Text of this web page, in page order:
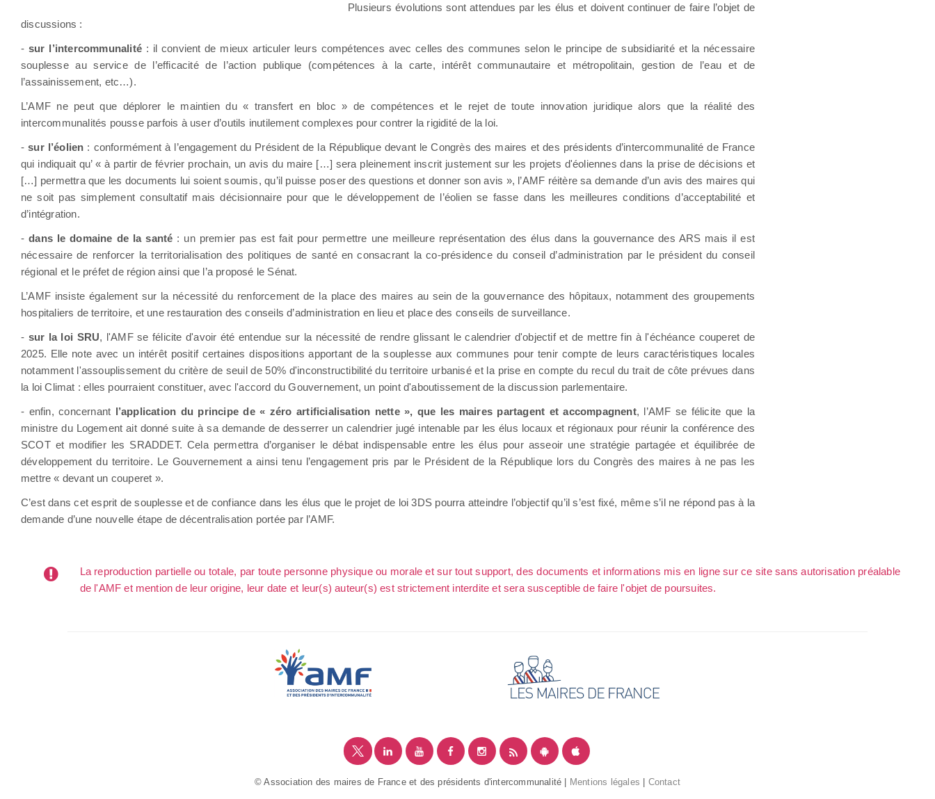
Plusieurs évolutions sont attendues par les élus et doivent continuer de faire l’objet de
discussions :
- sur l’intercommunalité: il convient de mieux articuler leurs compétences avec celles des communes selon le principe de subsidiarité et la nécessaire
souplesse au service de l’efficacité de l’action publique (compétences à la carte, intérêt communautaire et métropolitain, gestion de l’eau et de
l’assainissement, etc…).
L’AMF ne peut que déplorer le maintien du « transfert en bloc » de compétences et le rejet de toute innovation juridique alors que la réalité des
intercommunalités pousse parfois à user d’outils inutilement complexes pour contrer la rigidité de la loi.
-sur l’éolien : conformément à l’engagement du Président de la République devant le Congrès des maires et des présidents d’intercommunalité de France
qui indiquait qu’ « à partir de février prochain, un avis du maire […] sera pleinement inscrit justement sur les projets d'éoliennes dans la prise de décisions et
[…] permettra que les documents lui soient soumis, qu’il puisse poser des questions et donner son avis », l’AMF réitère sa demande d’un avis des maires qui
ne soit pas simplement consultatif mais décisionnaire pour que le développement de l’éolien se fasse dans les meilleures conditions d’acceptabilité et
d’intégration.
-dans le domaine de la santé : un premier pas est fait pour permettre une meilleure représentation des élus dans la gouvernance des ARS mais il est
nécessaire de renforcer la territorialisation des politiques de santé en consacrant la co-présidence du conseil d’administration par le président du conseil
régional et le préfet de région ainsi que l’a proposé le Sénat.
L’AMF insiste également sur la nécessité du renforcement de la place des maires au sein de la gouvernance des hôpitaux, notamment des groupements
hospitaliers de territoire, et une restauration des conseils d’administration en lieu et place des conseils de surveillance.
- sur la loi SRU, l'AMF se félicite d'avoir été entendue sur la nécessité de rendre glissant le calendrier d'objectif et de mettre fin à l'échéance couperet de
2025. Elle note avec un intérêt positif certaines dispositions apportant de la souplesse aux communes pour tenir compte de leurs caractéristiques locales
notamment l'assouplissement du critère de seuil de 50% d'inconstructibilité du territoire urbanisé et la prise en compte du recul du trait de côte prévues dans
la loi Climat : elles pourraient constituer, avec l'accord du Gouvernement, un point d'aboutissement de la discussion parlementaire.
- enfin, concernant l’application du principe de « zéro artificialisation nette », que les maires partagent et accompagnent, l’AMF se félicite que la
ministre du Logement ait donné suite à sa demande de desserrer un calendrier jugé intenable par les élus locaux et régionaux pour réunir la conférence des
SCOT et modifier les SRADDET. Cela permettra d’organiser le débat indispensable entre les élus pour asseoir une stratégie partagée et équilibrée de
développement du territoire. Le Gouvernement a ainsi tenu l’engagement pris par le Président de la République lors du Congrès des maires à ne pas les
mettre « devant un couperet ».
C’est dans cet esprit de souplesse et de confiance dans les élus que le projet de loi 3DS pourra atteindre l’objectif qu’il s’est fixé, même s’il ne répond pas à la
demande d’une nouvelle étape de décentralisation portée par l’AMF.
La reproduction partielle ou totale, par toute personne physique ou morale et sur tout support, des documents et informations mis en ligne sur ce site sans autorisation préalable
de l'AMF et mention de leur origine, leur date et leur(s) auteur(s) est strictement interdite et sera susceptible de faire l'objet de poursuites.
© Association des maires de France et des présidents d'intercommunalité | Mentions légales | Contact